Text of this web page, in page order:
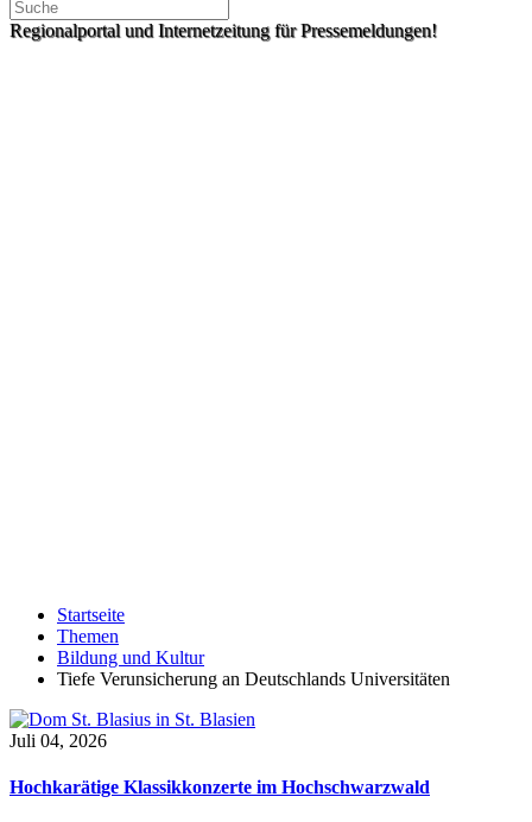
Regionalportal und Internetzeitung für Pressemeldungen!
Startseite
Themen
Bildung und Kultur
Tiefe Verunsicherung an Deutschlands Universitäten
Juli 04, 2026
Hochkarätige Klassikkonzerte im Hochschwarzwald